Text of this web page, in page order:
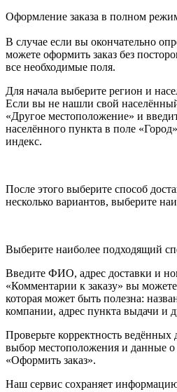
Оформление заказа в полном
В случае если вы окончательно
можете оформить заказ без
все необходимые поля.
Для начала выберите регион и
Если вы не нашли свой
«Другое местоположение» и
населённого пункта в поле
индекс.
После этого выберите способ
несколько вариантов, выберите
Выберите наиболее подходящий
Введите ФИО, адрес доставки и
«Комментарии к заказу» вы
которая может быть полезна:
компании, адрес пункта выдачи и
Проверьте корректность ведённых
выбор местоположения и данные
«Оформить заказ».
Наш сервис сохраняет информацию